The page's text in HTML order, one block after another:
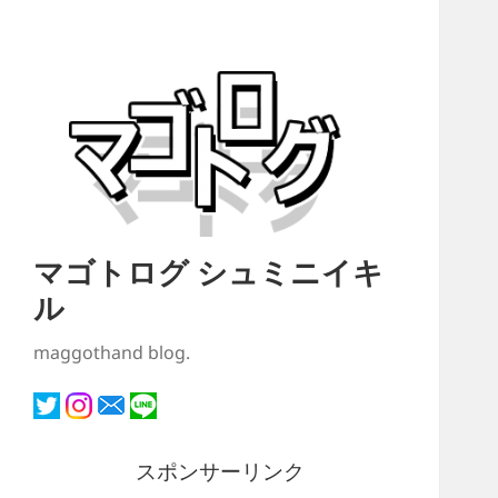
マゴトログ シュミニイキ
ル
maggothand blog.
スポンサーリンク